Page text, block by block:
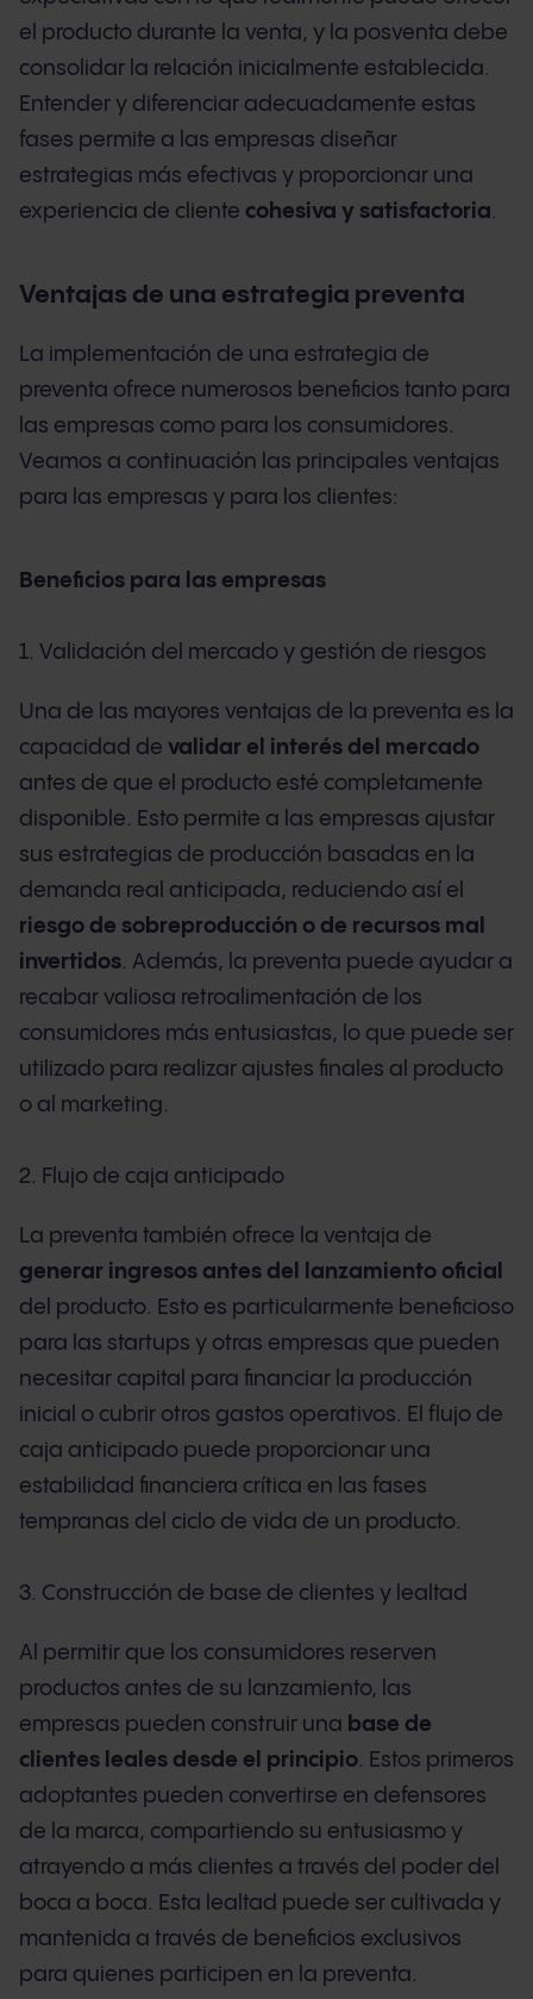
el producto durante la venta, y la posventa debe
consolidar la relación inicialmente establecida.
Entender y diferenciar adecuadamente estas
fases permite a las empresas diseñar
estrategias más efectivas y proporcionar una
experiencia de cliente cohesiva y satisfactoria.
Ventajas de una estrategia preventa
La implementación de una estrategia de
preventa ofrece numerosos beneficios tanto para
las empresas como para los consumidores.
Veamos a continuación las principales ventajas
para las empresas y para los clientes:
Beneficios para las empresas
1. Validación del mercado y gestión de riesgos
Una de las mayores ventajas de la preventa es la
capacidad de validar el interés del mercado
antes de que el producto esté completamente
disponible. Esto permite a las empresas ajustar
sus estrategias de producción basadas en la
demanda real anticipada, reduciendo así el
riesgo de sobreproducción o de recursos mal
invertidos. Además, la preventa puede ayudar a
recabar valiosa retroalimentación de los
consumidores más entusiastas, lo que puede ser
utilizado para realizar ajustes finales al producto
o al marketing.
2. Flujo de caja anticipado
La preventa también ofrece la ventaja de
generar ingresos antes del lanzamiento oficial
del producto. Esto es particularmente beneficioso
para las startups y otras empresas que pueden
necesitar capital para financiar la producción
inicial o cubrir otros gastos operativos. El flujo de
caja anticipado puede proporcionar una
estabilidad financiera crítica en las fases
tempranas del ciclo de vida de un producto.
3. Construcción de base de clientes y lealtad
Al permitir que los consumidores reserven
productos antes de su lanzamiento, las
empresas pueden construir una base de
clientes leales desde el principio. Estos primeros
adoptantes pueden convertirse en defensores
de la marca, compartiendo su entusiasmo y
atrayendo a más clientes a través del poder del
boca a boca. Esta lealtad puede ser cultivada y
mantenida a través de beneficios exclusivos
para quienes participen en la preventa.